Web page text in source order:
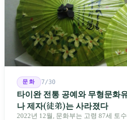
문화 7/30
타이완 전통 공예와 무형문화
나 제자(徒弟)는 사라졌다
2022년 12월, 문화부는 고령 87세 토